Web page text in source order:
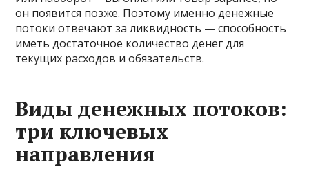
он появится позже. Поэтому именно денежные
потоки отвечают за ликвидность — способность
иметь достаточное количество денег для
текущих расходов и обязательств.
Виды денежных потоков:
три ключевых
направления